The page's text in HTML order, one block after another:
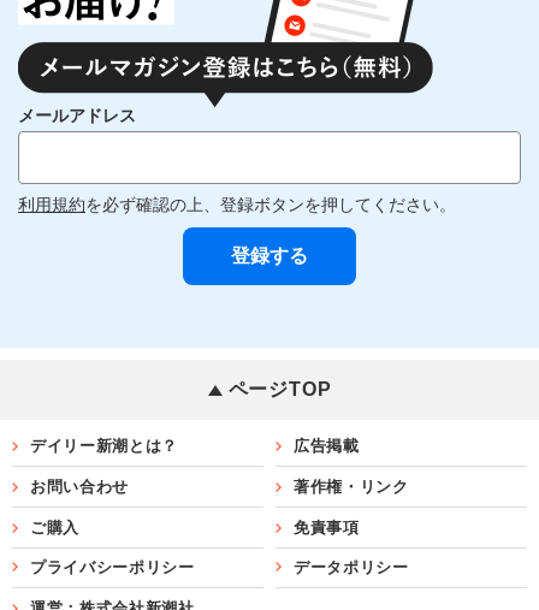
メールアドレス
利用規約を必ず確認の上、登録ボタンを押してください。
ページTOP
デイリー新潮とは？ 広告掲載
お問い合わせ 著作権・リンク
ご購入 免責事項
プライバシーポリシー データポリシー